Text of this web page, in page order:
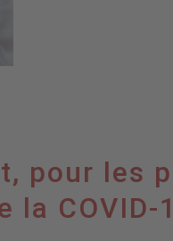
pour les
la COVID-